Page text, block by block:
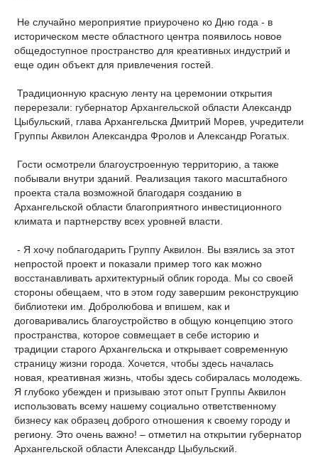
Не случайно мероприятие приурочено ко Дню года - в
историческом месте областного центра появилось новое
общедоступное пространство для креативных индустрий и
еще один объект для привлечения гостей.
Традиционную красную ленту на церемонии открытия
перерезали: губернатор Архангельской области Александр
Цыбульский, глава Архангельска Дмитрий Морев, учредители
Группы Аквилон Александра Фролов и Александр Рогатых.
Гости осмотрели благоустроенную территорию, а также
побывали внутри зданий. Реализация такого масштабного
проекта стала возможной благодаря созданию в
Архангельской области благоприятного инвестиционного
климата и партнерству всех уровней власти.
- Я хочу поблагодарить Группу Аквилон. Вы взялись за этот
непростой проект и показали пример того как можно
восстанавливать архитектурный облик города. Мы со своей
стороны обещаем, что в этом году завершим реконструкцию
библиотеки им. Добролюбова и впишем, как и
договаривались благоустройство в общую концепцию этого
пространства, которое совмещает в себе историю и
традиции старого Архангельска и открывает современную
страницу жизни города. Хочется, чтобы здесь началась
новая, креативная жизнь, чтобы здесь собиралась молодежь.
Я глубоко убежден и призываю этот опыт Группы Аквилон
использовать всему нашему социально ответственному
бизнесу как образец доброго отношения к своему городу и
региону. Это очень важно! – отметил на открытии губернатор
Архангельской области Александр Цыбульский.